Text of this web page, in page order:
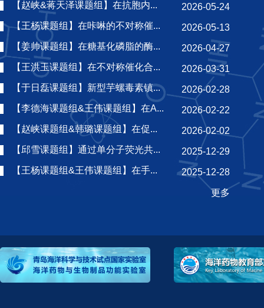
【赵峡&蒋天泽课题组】在抗胞内...
2026-05-24
【王杨课题组】在咔啉的不对称催...
2026-05-13
【姜帅课题组】在糖基化磷脂的酶...
2026-04-27
【王洪玉课题组】在不对称催化合...
2026-03-31
【于日磊课题组】新型芋螺毒素镇...
2026-02-28
【李德海课题组&王伟课题组】在A...
2026-02-22
【赵峡课题组&韩璐课题组】在促...
2026-02-02
【邱雪课题组】通过单分子荧光共...
2025-12-29
【王杨课题组&王伟课题组】在手...
2025-12-28
更多